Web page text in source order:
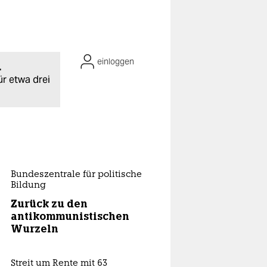
etwa drei
einloggen
Bundeszentrale für politische
Bildung
Zurück zu den
antikommunistischen
Wurzeln
Streit um Rente mit 63